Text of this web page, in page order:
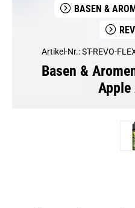
BASEN &
Artikel-Nr.: ST-REVO-
Basen &
Apple